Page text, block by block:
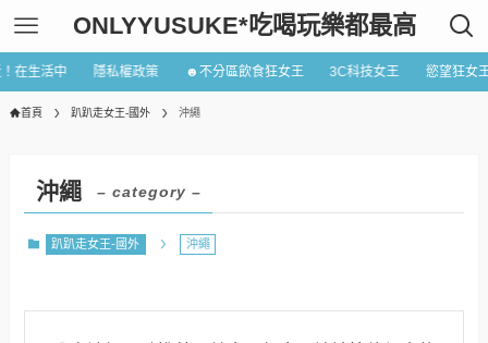
ONLYYUSUKE*吃喝玩樂都最高
在生活中 隱私權政策 ☻不分區飲食狂女王 3C科技女王 慾望狂女
首頁 趴趴走女王-國外 沖繩
沖繩 – category –
趴趴走女王-國外 沖繩